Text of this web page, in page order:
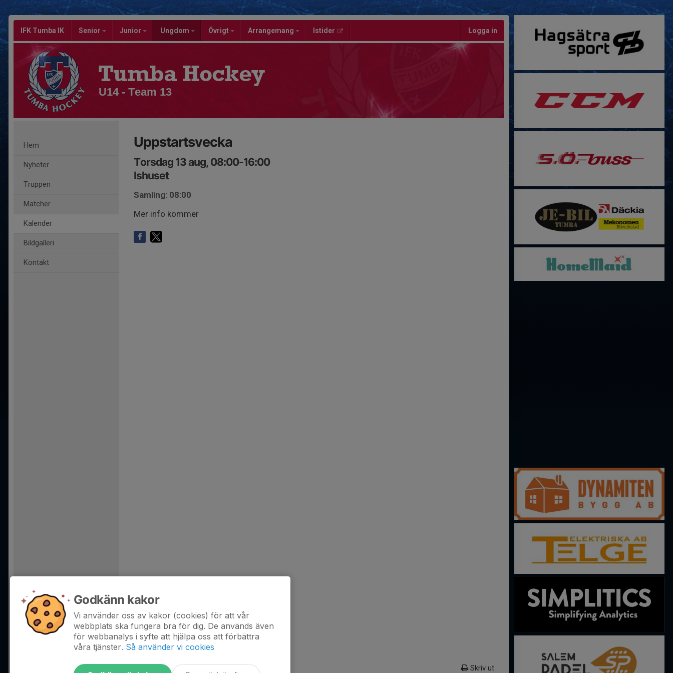
IFK Tumba IK Senior Junior Ungdom Övrigt Arrangemang Istider Logga in
Tumba Hockey
U14 - Team 13
Hem
Nyheter
Truppen
Matcher
Kalender
Bildgalleri
Kontakt
Uppstartsvecka
Torsdag 13 aug, 08:00-16:00
Ishuset
Samling: 08:00
Mer info kommer
Skriv ut
Godkänn kakor
Vi använder oss av kakor (cookies) för att vår
webbplats ska fungera bra för dig. De används även
för webbanalys i syfte att hjälpa oss att förbättra
våra tjänster. Så använder vi cookies